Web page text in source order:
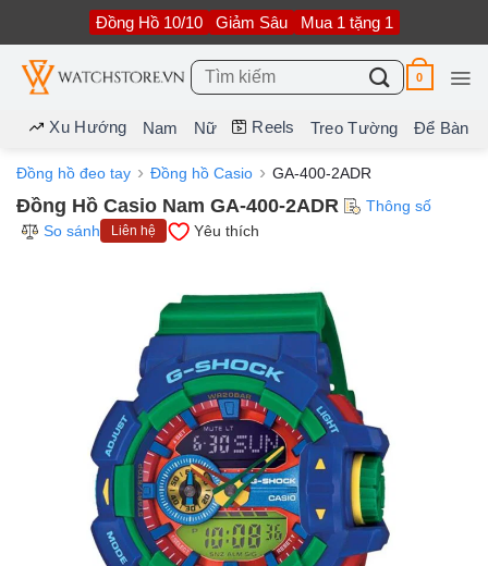
nội
dung
Đồng Hồ 10/10 Giảm Sâu Mua 1 tặng 1
Tìm
kiếm:
0
Xu Hướng Nam Nữ Reels Treo Tường Để Bàn
Đồng hồ đeo tay Đồng hồ Casio GA-400-2ADR
Đồng Hồ Casio Nam GA-400-2ADR
Thông số
So sánh
Liên hệ Yêu thích